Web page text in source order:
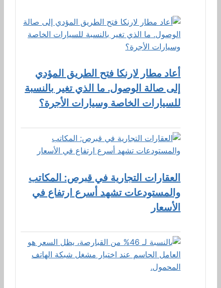
أعاد مطار لارنكا فتح الطريق المؤدي
إلى صالة الوصول. ما الذي تغير بالنسبة
للسيارات الخاصة وسيارات الأجرة؟
العقارات التجارية في قبرص: المكاتب
والمستودعات تشهد أسرع ارتفاع في
الأسعار